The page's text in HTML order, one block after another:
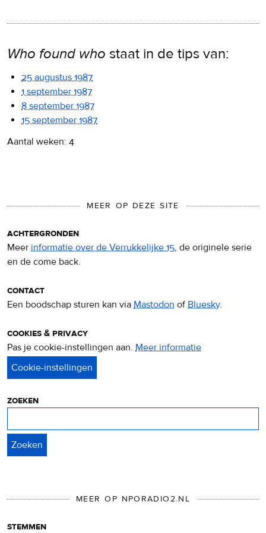
Who found who staat in de tips van:
25 augustus 1987
1 september 1987
8 september 1987
15 september 1987
Aantal weken: 4
MEER OP DEZE SITE
achtergronden
Meer informatie over de Verrukkelijke 15, de originele serie
en de come back.
contact
Een boodschap sturen kan via Mastodon ofBluesky.
cookies & privacy
Pas je cookie-instellingen aan. Meer informatie
zoeken
MEER OP NPORADIO2.NL
stemmen